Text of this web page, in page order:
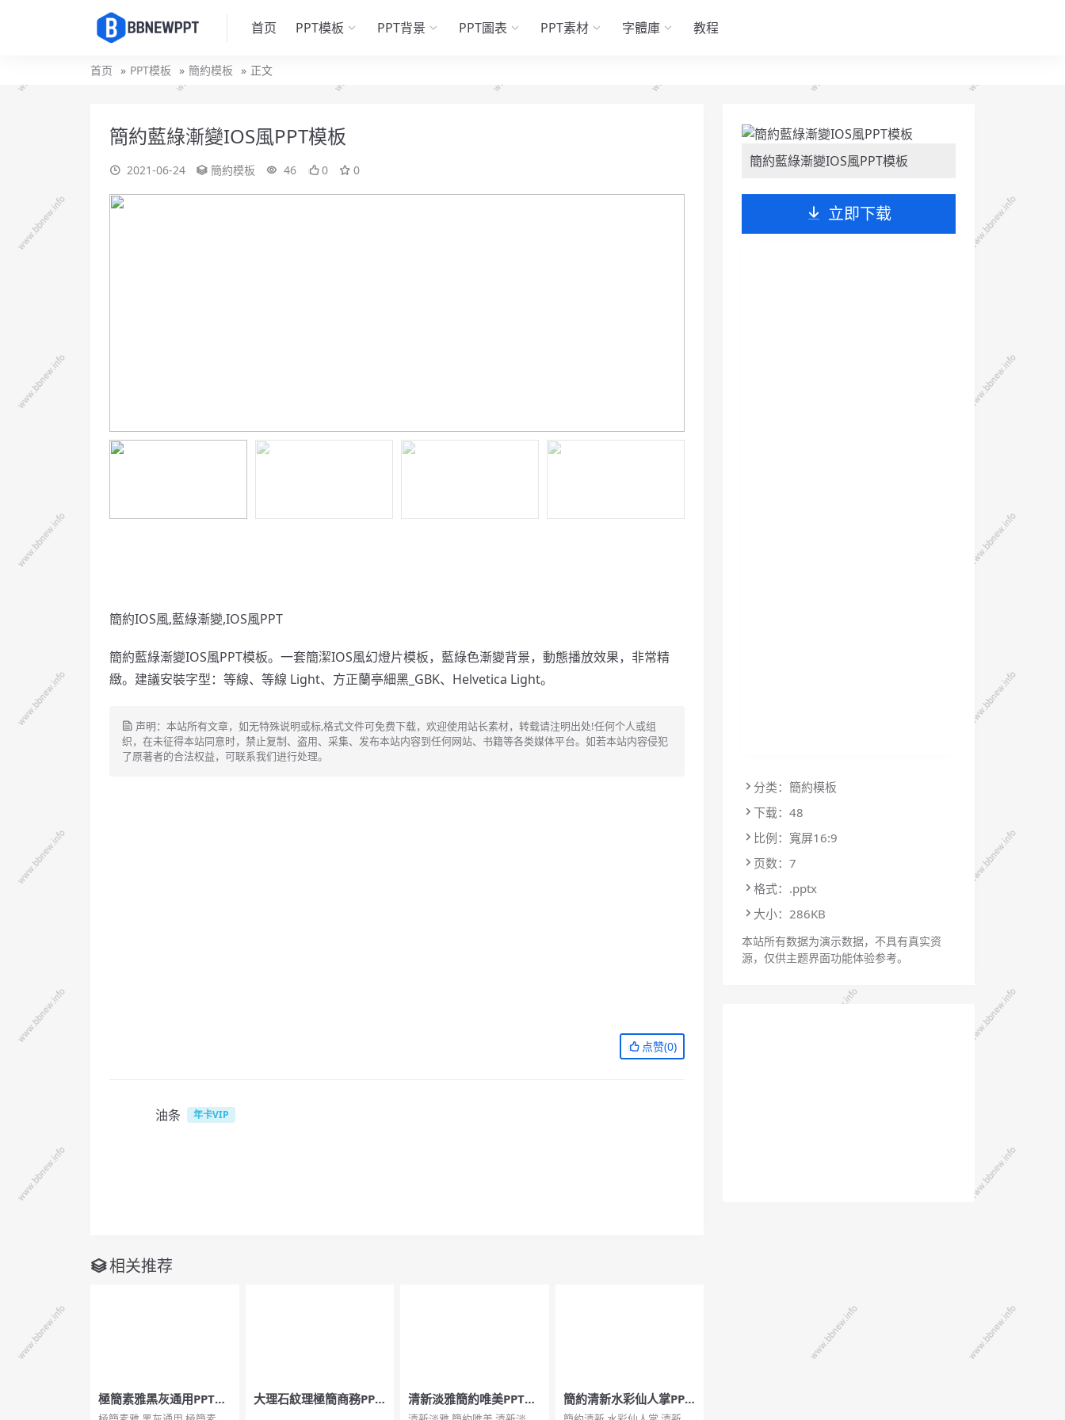
首页 PPT模板 PPT背景 PPT圖表 PPT素材 字體庫 教程
首页 PPT模板 簡約模板 正文
簡約藍綠漸變IOS風PPT模板
2021-06-24 簡約模板 46 0 0
簡約IOS風,藍綠漸變,IOS風PPT
簡約藍綠漸變IOS風PPT模板。一套簡潔IOS風幻燈片模板，藍綠色漸變背景，動態播放效果，非常精
緻。建議安裝字型：等線、等線 Light、方正蘭亭細黑_GBK、Helvetica Light。
声明：本站所有文章，如无特殊说明或标,格式文件可免费下载，欢迎使用站长素材，转载请注明出处!任何个人或组
织，在未征得本站同意时，禁止复制、盗用、采集、发布本站内容到任何网站、书籍等各类媒体平台。如若本站内容侵犯
了原著者的合法权益，可联系我们进行处理。
点赞(0)
油条 年卡VIP
相关推荐
極簡素雅黑灰通用PPT模
板
大理石紋理極簡商務PPT
清新淡雅簡約唯美PPT模
板
簡約清新水彩仙人掌PPT
模板
簡約藍綠漸變IOS風PPT模板
立即下载
分类：簡約模板
下载：48
比例：寬屏16:9
页数：7
格式：.pptx
大小：286KB
本站所有数据为演示数据，不具有真实资
源，仅供主题界面功能体验参考。